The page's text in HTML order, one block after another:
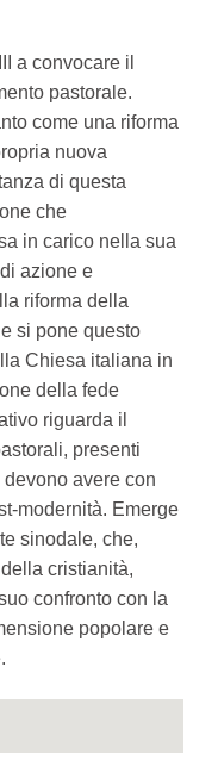
a convocare il
pastorale.
come una riforma
nuova
di questa
che
in carico nella sua
azione e
riforma della
si pone questo
Chiesa italiana in
della fede
riguarda il
presenti
avere con
modernità. Emerge
sinodale, che,
cristianità,
confronto con la
popolare e